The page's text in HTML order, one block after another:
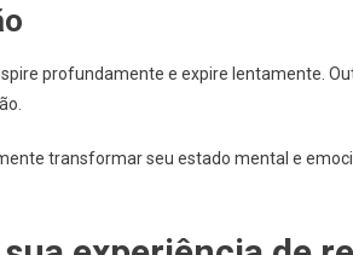
profundamente e expire lentamente.
transformar seu estado mental e